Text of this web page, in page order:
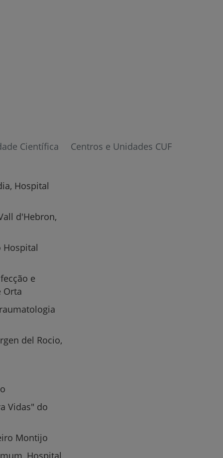
Científica Centros e Unidades CUF
Hospital
d'Hebron,
Hospital
e
Orta
del Rocio,
Vidas" do
Montijo
Hospital